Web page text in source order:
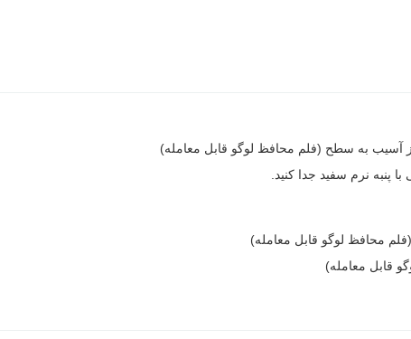
آسیب به سطح (فلم محافظ لوگو قابل معامله)
پنبه نرم سفید جدا کنید.
محافظ لوگو قابل معامله)
قابل معامله)